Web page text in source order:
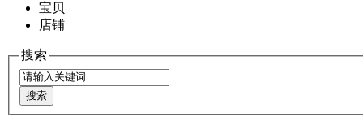
宝贝
店铺
搜索